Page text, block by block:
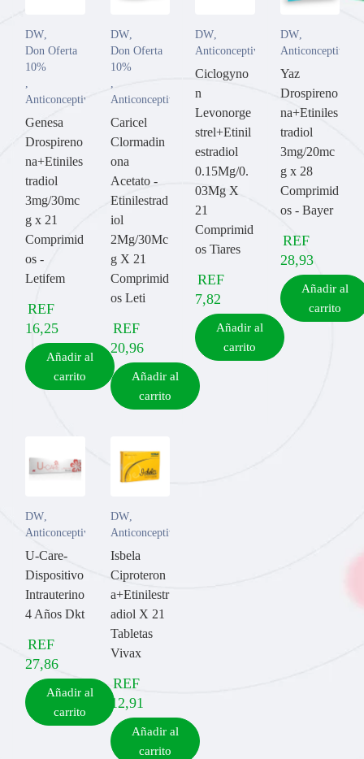
DW,
Don Oferta
10%
,
Anticonceptivos
Genesa
Drospireno
na+Etiniles
tradiol
3mg/30mc
g x 21
Comprimid
os -
Letifem
REF
16,25
Añadir al
carrito
DW,
Don Oferta
10%
,
Anticonceptivos
Caricel
Clormadin
ona
Acetato -
Etinilestrad
iol
2Mg/30Mc
g X 21
Comprimid
os Leti
REF
20,96
Añadir al
carrito
DW,
Anticonceptivos
Ciclogyno
n
Levonorge
strel+Etinil
estradiol
0.15Mg/0.
03Mg X
21
Comprimid
os Tiares
REF
7,82
Añadir al
carrito
DW,
Anticonceptivos
Yaz
Drospireno
na+Etiniles
tradiol
3mg/20mc
g x 28
Comprimid
os - Bayer
REF
28,93
Añadir al
carrito
DW
Anticonceptivos
U-Care-
Dispositivo
Intrauterino
4 Años Dkt
REF
27,86
Añadir al
carrito
DW,
Anticonceptivos
Isbela
Ciproteron
a+Etinilestr
adiol X 21
Tabletas
Vivax
REF
12,91
Añadir al
carrito